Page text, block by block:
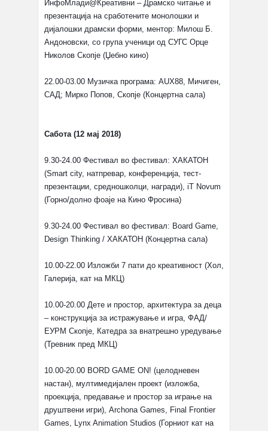
ИнфоМлади@Креативни – Драмско читање и
презентација на сработените монолошки и
дијалошки драмски форми, ментор: Милош Б.
Андоновски, со група ученици од СУГС Орце
Николов Скопје (Џебно кино)
22.00-03.00 Музичка програма: AUX88, Мичиген,
САД; Мирко Попов, Скопје (Концертна сала)
Сабота (12 мај 2018)
9.30-24.00 Фестивал во фестивал: ХАКАТОН
(Smart city, натпревар, конференција, тест-
презентации, средношколци, награди), iT Novum
(Горно/долно фоаје на Кино Фросина)
9.30-24.00 Фестивал во фестивал: Board Game,
Design Thinking / ХАКАТОН (Концертна сала)
10.00-22.00 Изложби 7 пати до креативност (Хол,
Галерија, кат на МКЦ)
10.00-20.00 Дете и простор, архитектура за деца
– конструкција за истражување и игра, ФАД/
ЕУРМ Скопје, Катедра за внатрешно уредување
(Тревник пред МКЦ)
10.00-20.00 BORD GAME ON! (целодневен
настан), мултимедијален проект (изложба,
проекција, предавање и простор за играње на
друштвени игри), Archona Games, Final Frontier
Games, Lynx Animation Studios (Горниот кат на